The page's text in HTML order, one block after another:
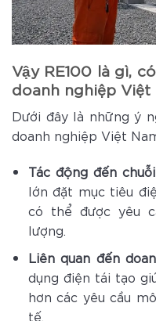
Vậy RE100 là gì,
doanh nghiệp Việt
Dưới đây là những ý
doanh nghiệp Việt
Tác động đến
lớn đặt mục tiêu
có thể được yêu
lượng.
Liên quan đến
dụng điện tái tạo
hơn các yêu cầu
tế.